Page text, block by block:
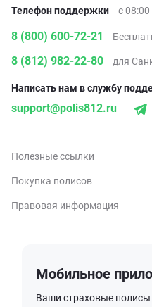
Полезные ссылки
Покупка полисов
Правовая информация
Телефон поддержки с
8 (800) 600-72-21
8 (812) 982-22-80 для
Написать нам в службу
support@polis812.ru
Мобильное
Ваши страховые полисы